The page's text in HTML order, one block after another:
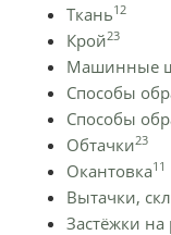
Ткань12
Крой23
Машинные
Способы
Способы
Обтачки23
Окантовка11
Вытачки,
Застёжки на